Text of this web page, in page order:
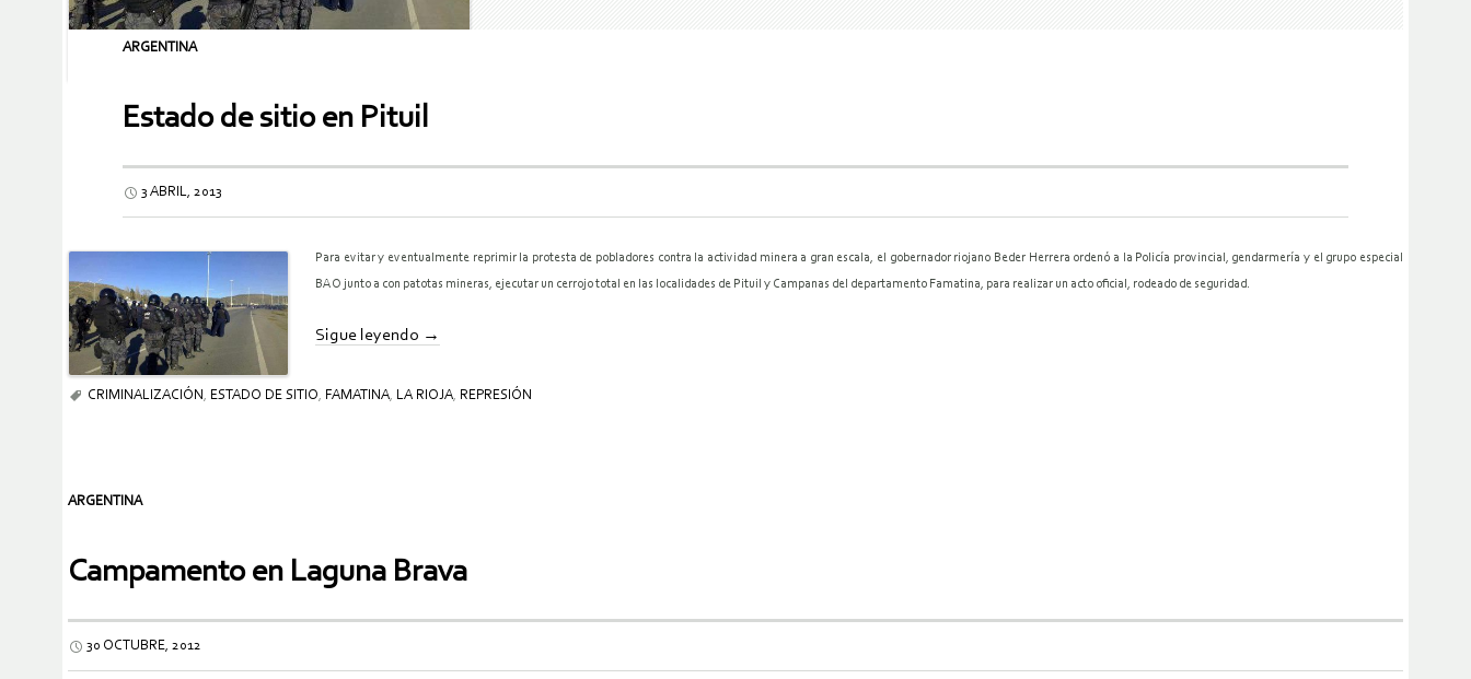
ARGENTINA
Estado de sitio en Pituil
3 ABRIL, 2013
Para evitar y eventualmente reprimir la protesta de pobladores contra la actividad minera a gran escala, el gobernador riojano Beder Herrera ordenó a la Policía provincial, gendarmería y el grupo especial
BAO junto a con patotas mineras, ejecutar un cerrojo total en las localidades de Pituil y Campanas del departamento Famatina, para realizar un acto oficial, rodeado de seguridad.
Sigue leyendo →
CRIMINALIZACIÓN , ESTADO DE SITIO, FAMATINA, LA RIOJA, REPRESIÓN
ARGENTINA
Campamento en Laguna Brava
30 OCTUBRE, 2012